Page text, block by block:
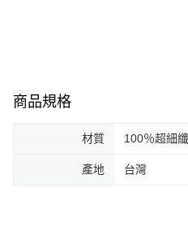
商品規格
材質 100％超細
產地 台灣